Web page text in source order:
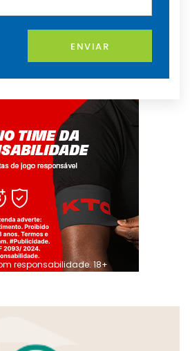
ENVIAR
responsabilidade. 18+